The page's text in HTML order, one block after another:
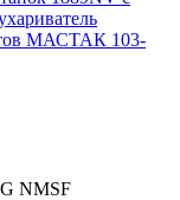
МАСТАК 103-
NMSF